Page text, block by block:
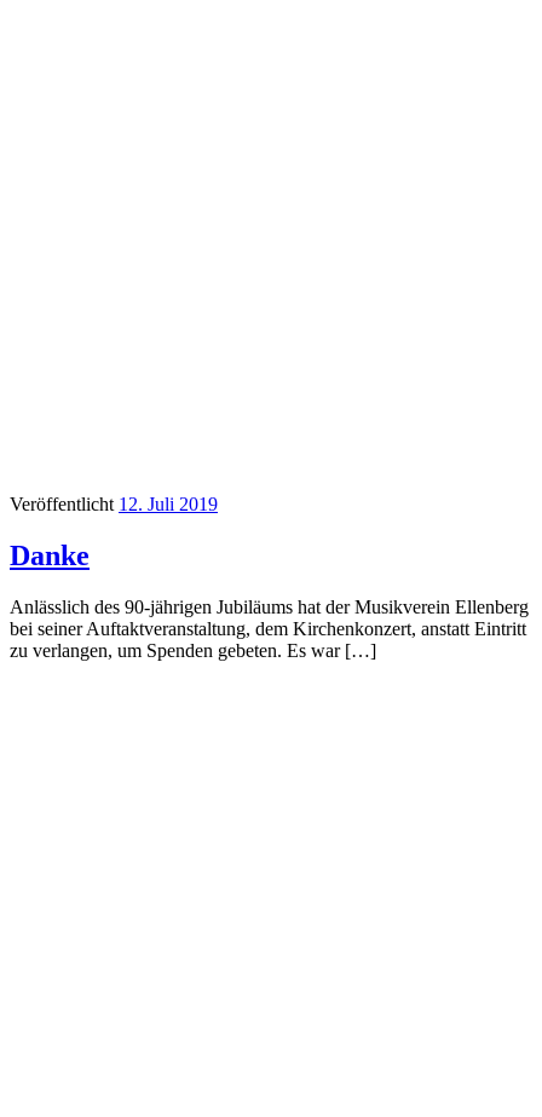
Veröffentlicht 12. Juli 2019
Danke
Anlässlich des 90-jährigen Jubiläums hat der Musikverein Ellenberg
bei seiner Auftaktveranstaltung, dem Kirchenkonzert, anstatt Eintritt
zu verlangen, um Spenden gebeten. Es war […]